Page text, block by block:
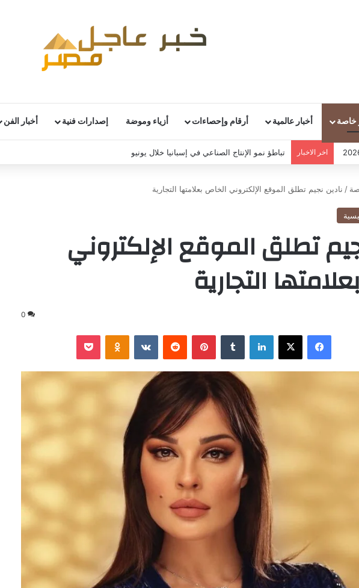
خاصة أخبار عالمية أرقام وإحصاءات أزياء وموضة إصدارات فنية أخبار الفن
اخر الاخبار تباطؤ نمو الإنتاج الصناعي في إسبانيا خلال يونيو
/ نادين نجيم تطلق الموقع الإلكتروني الخاص بعلامتها التجارية
تطلق الموقع الإلكتروني
التجارية
0
فيسبوك ‫X لينكدإن ‏Tumblr بينتيريست ‏Reddit
‏VKontakte
Odnoklassniki
‫Pocket